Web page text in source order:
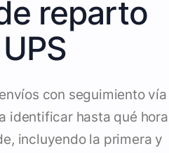
reparto
con seguimiento vía
identificar hasta qué hora
incluyendo la primera y